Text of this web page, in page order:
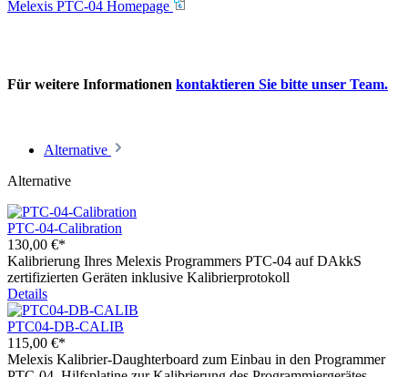
Melexis PTC-04 Homepage
Für weitere Informationen kontaktieren Sie bitte unser Team.
Alternative
Alternative
PTC-04-Calibration
130,00 €*
Kalibrierung Ihres Melexis Programmers PTC-04 auf DAkkS
zertifizierten Geräten inklusive Kalibrierprotokoll
Details
PTC04-DB-CALIB
115,00 €*
Melexis Kalibrier-Daughterboard zum Einbau in den Programmer